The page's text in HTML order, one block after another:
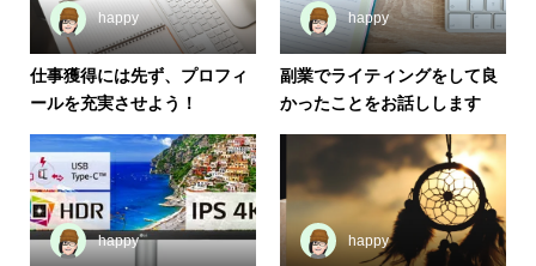
happy
仕事獲得には先ず、プロフィ
ールを充実させよう！
happy
副業でライティングをして良
かったことをお話しします
happy happy